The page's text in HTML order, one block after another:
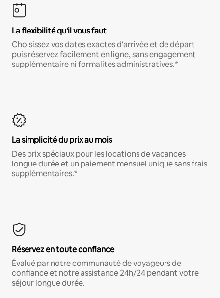
La flexibilité qu'il vous faut
Choisissez vos dates exactes d'arrivée et de départ
puis réservez facilement en ligne, sans engagement
supplémentaire ni formalités administratives.*
La simplicité du prix au mois
Des prix spéciaux pour les locations de vacances
longue durée et un paiement mensuel unique sans frais
supplémentaires.*
Réservez en toute confiance
Évalué par notre communauté de voyageurs de
confiance et notre assistance 24h/24 pendant votre
séjour longue durée.